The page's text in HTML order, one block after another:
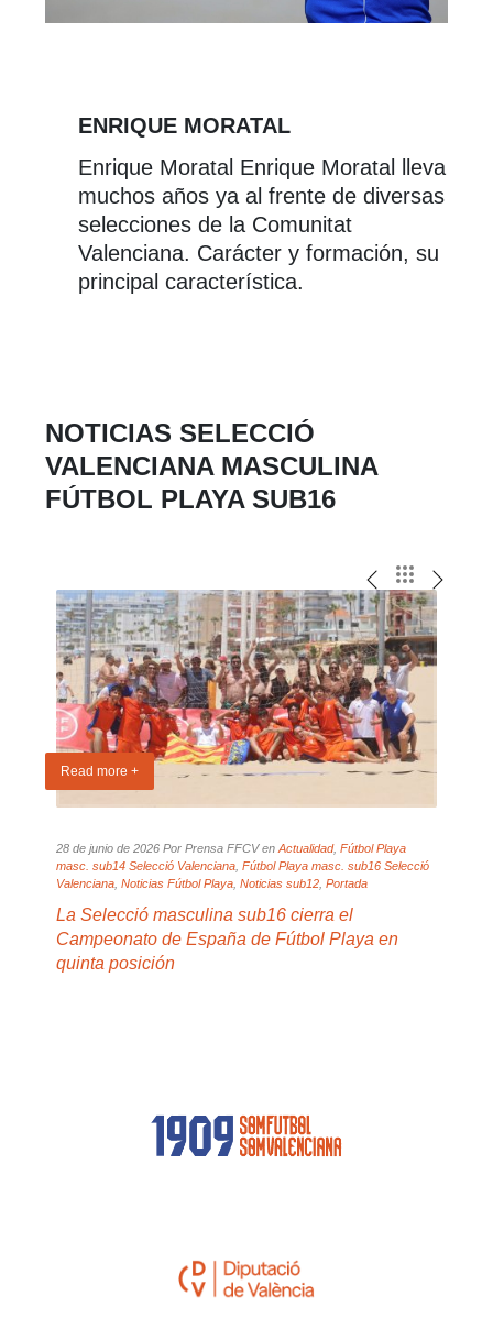
ENRIQUE MORATAL
Enrique Moratal Enrique Moratal lleva
muchos años ya al frente de diversas
selecciones de la Comunitat
Valenciana. Carácter y formación, su
principal característica.
NOTICIAS SELECCIÓ
VALENCIANA MASCULINA
FÚTBOL PLAYA SUB16
Read more +
28 de junio de 2026 Por Prensa FFCV enActualidad,Fútbol Playa
masc. sub14 Selecció Valenciana ,Fútbol Playa masc. sub16 Selecció
Valenciana ,Noticias Fútbol Playa ,Noticias sub12 ,Portada
La Selecció masculina sub16 cierra el
Campeonato de España de Fútbol Playa en
quinta posición